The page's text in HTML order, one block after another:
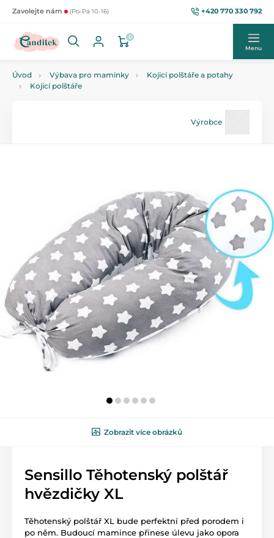
Zavolejte nám (Po-Pá 10-16) +420 770 330 792
0
Menu
Úvod Výbava pro maminky
Kojicí polštáře a potahy
Kojicí polštáře
Výrobce
Zobrazit více obrázků
Sensillo Těhotenský polštář
hvězdičky XL
Těhotenský polštář XL bude perfektní před porodem i
po něm. Budoucí mamince přinese úlevu jako opora